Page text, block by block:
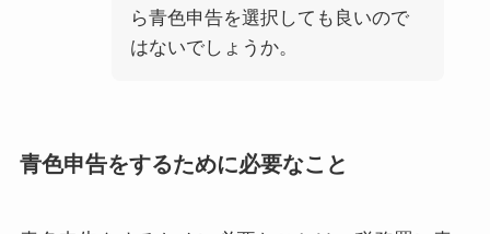
ら青色申告を選択しても良いので
はないでしょうか。
青色申告をするために必要なこと